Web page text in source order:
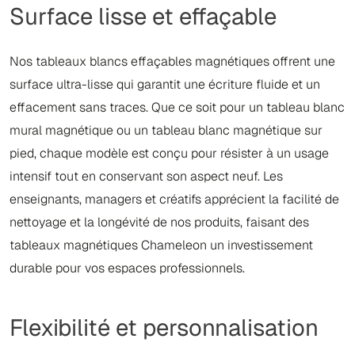
Surface lisse et effaçable
Nos tableaux blancs effaçables magnétiques offrent une
surface ultra-lisse qui garantit une écriture fluide et un
effacement sans traces. Que ce soit pour un tableau blanc
mural magnétique ou un tableau blanc magnétique sur
pied, chaque modèle est conçu pour résister à un usage
intensif tout en conservant son aspect neuf. Les
enseignants, managers et créatifs apprécient la facilité de
nettoyage et la longévité de nos produits, faisant des
tableaux magnétiques Chameleon un investissement
durable pour vos espaces professionnels.
Flexibilité et personnalisation